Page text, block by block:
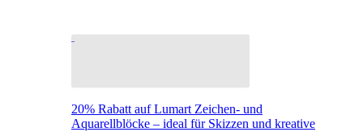
20% Rabatt auf Lumart Zeichen- und
Aquarellblöcke – ideal für Skizzen und kreative